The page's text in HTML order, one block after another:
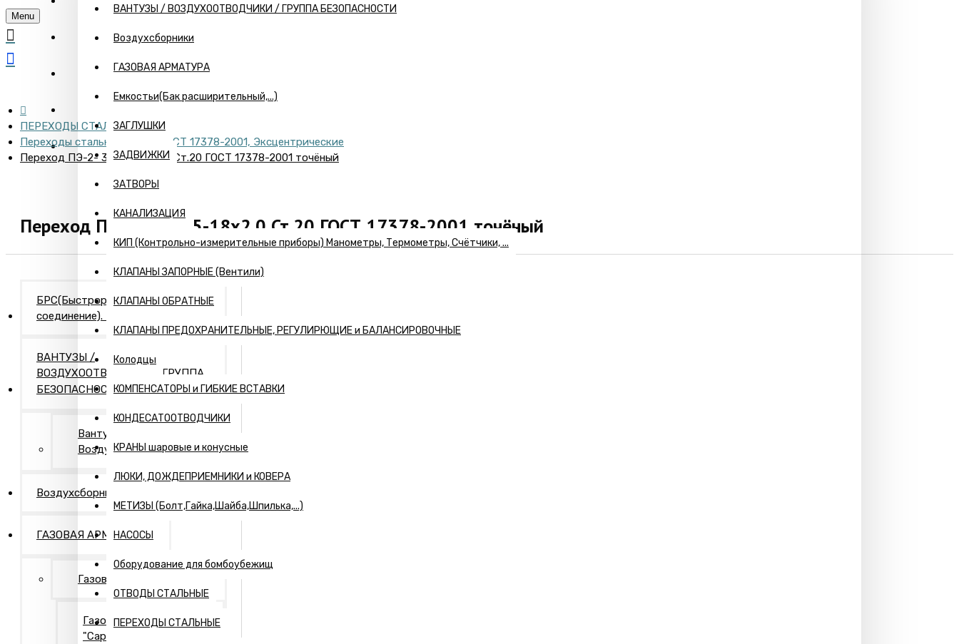
ВАНТУЗЫ / ВОЗДУХООТВОДЧИКИ / ГРУППА БЕЗОПАСНОСТИ
Воздухсборники
ГАЗОВАЯ АРМАТУРА
Емкостьи(Бак расширительный,...)
ЗАГЛУШКИ
ЗАДВИЖКИ
ЗАТВОРЫ
КАНАЛИЗАЦИЯ
КИП (Контрольно-измерительные приборы) Манометры, Термометры, Счётчики, ...
КЛАПАНЫ ЗАПОРНЫЕ (Вентили)
КЛАПАНЫ ОБРАТНЫЕ
КЛАПАНЫ ПРЕДОХРАНИТЕЛЬНЫЕ, РЕГУЛИРЮЩИЕ и БАЛАНСИРОВОЧНЫЕ
Колодцы
КОМПЕНСАТОРЫ и ГИБКИЕ ВСТАВКИ
КОНДЕСАТООТВОДЧИКИ
КРАНЫ шаровые и конусные
ЛЮКИ, ДОЖДЕПРИЕМНИКИ и КОВЕРА
МЕТИЗЫ (Болт,Гайка,Шайба,Шпилька,...)
НАСОСЫ
Оборудование для бомбоубежищ
ОТВОДЫ СТАЛЬНЫЕ
ПЕРЕХОДЫ СТАЛЬНЫЕ
О КОМПАНИИ
ИНФОРМАЦИЯ
КОНТАКТЫ
Menu
ПЕРЕХОДЫ СТАЛЬНЫЕ
Переходы стальные Исп.-2 ГОСТ 17378-2001, Эксцентрические
Переход ПЭ-2- 38х3.5-18х2.0 Ст.20 ГОСТ 17378-2001 точёный
Переход ПЭ-2- 38х3.5-18х2.0 Ст.20 ГОСТ 17378-2001 точёный
БРС(Быстроразъемное
соединение). Камлоки
ВАНТУЗЫ /
ВОЗДУХООТВОДЧИКИ / ГРУППА
БЕЗОПАСНОСТИ
Вантузы и
Воздухоотводчики
Воздухсборники
ГАЗОВАЯ АРМАТУРА
Газовая арматура
Газовая арматура
"Саратовская газовая